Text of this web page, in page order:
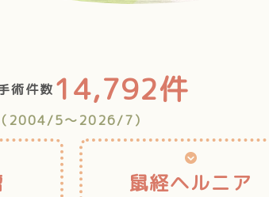
術件数 14,792件
（2004/5〜2026/7）
鼠経ヘルニア